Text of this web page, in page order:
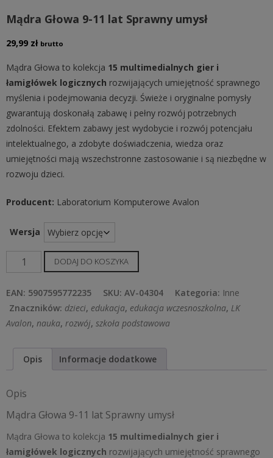
Mądra Głowa 9-11 lat Sprawny umysł
29,99 zł brutto
Mądra Głowa to kolekcja 15 multimedialnych gier i
łamigłówek logicznych rozwijających umiejętność sprawnego
myślenia i podejmowania decyzji. Świeże i oryginalne pomysły
gwarantują doskonałą zabawę i pełny rozwój potrzebnych
zdolności. Efektem zabawy jest wydobycie i rozwój potencjału
intelektualnego, a zdobyte doświadczenia, wiedza oraz
umiejętności mają wszechstronne zastosowanie i są niezbędne w
rozwoju dzieci.
Producent: Laboratorium Komputerowe Avalon
Wersja
ilość
Mądra
Głowa
9-
11
Sprawny
umysł
DODAJ DO KOSZYKA
EAN: 5907595772235 SKU: AV-04304 Kategoria: Inne
Znaczników: dzieci, edukacja, edukacja wczesnoszkolna, LK
Avalon, nauka, rozwój, szkoła podstawowa
Opis Informacje dodatkowe
Opis
Mądra Głowa 9-11 lat Sprawny umysł
Mądra Głowa to kolekcja 15 multimedialnych gier i
łamigłówek logicznych rozwijających umiejętność sprawnego